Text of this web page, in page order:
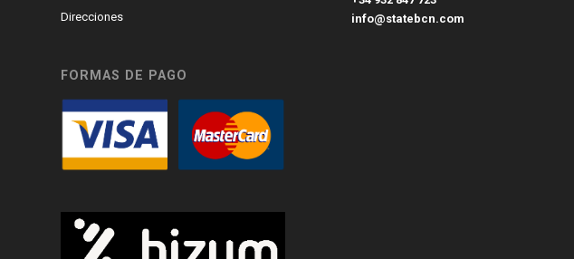
Direcciones
FORMAS DE PAGO
info@statebcn.com